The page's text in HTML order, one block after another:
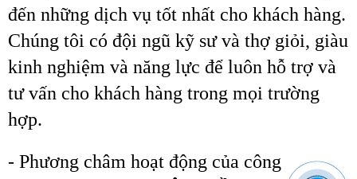
đến những dịch vụ tốt nhất cho khách hàng.
Chúng tôi có đội ngũ kỹ sư và thợ giỏi, giàu
kinh nghiệm và năng lực để luôn hỗ trợ và
tư vấn cho khách hàng trong mọi trường
hợp.
- Phương châm hoạt động của công